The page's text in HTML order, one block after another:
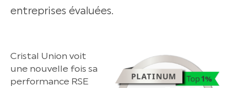
entreprises évaluées.
Cristal Union voit
une nouvelle fois sa
performance RSE